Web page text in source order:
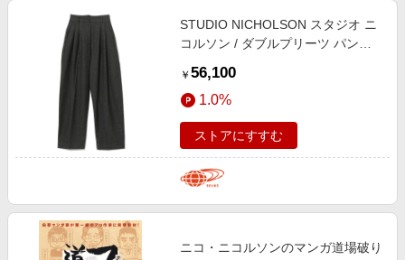
STUDIO NICHOLSON スタジオ ニ
コルソン / ダブルプリーツ パンツ
UK4/IT36
￥ 56,100
1.0%
ストアにすすむ
ニコ・ニコルソンのマンガ道場破り